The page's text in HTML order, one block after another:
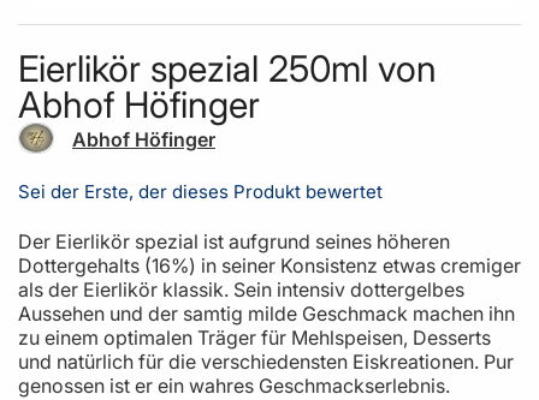
Skip to the beginning of the images gallery
Eierlikör spezial 250ml von
Abhof Höfinger
Abhof Höfinger
Sei der Erste, der dieses Produkt bewertet
Der Eierlikör spezial ist aufgrund seines höheren
Dottergehalts (16%) in seiner Konsistenz etwas cremiger
als der Eierlikör klassik. Sein intensiv dottergelbes
Aussehen und der samtig milde Geschmack machen ihn
zu einem optimalen Träger für Mehlspeisen, Desserts
und natürlich für die verschiedensten Eiskreationen. Pur
genossen ist er ein wahres Geschmackserlebnis.